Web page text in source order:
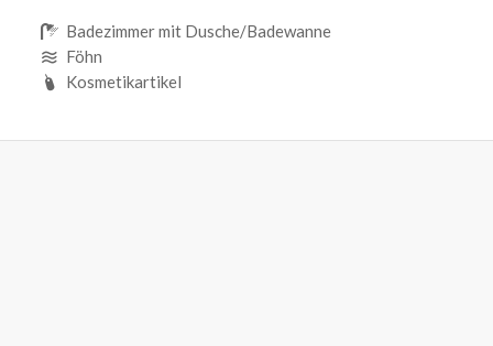
Badezimmer mit Dusche/Badewanne
Föhn
Kosmetikartikel